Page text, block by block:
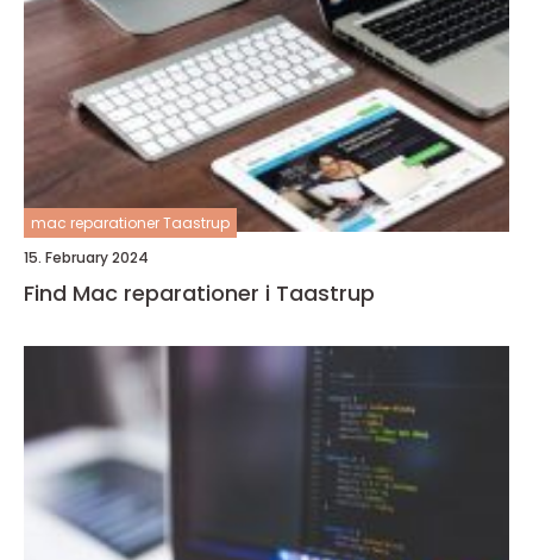
mac reparationer Taastrup
15. February 2024
Find Mac reparationer i Taastrup